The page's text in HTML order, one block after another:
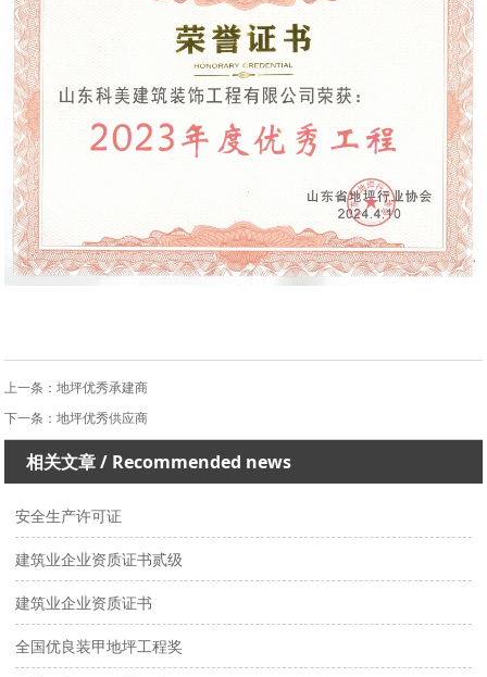
上一条：地坪优秀承建商
下一条：地坪优秀供应商
相关文章/ Recommended news
安全生产许可证
建筑业企业资质证书贰级
建筑业企业资质证书
全国优良装甲地坪工程奖